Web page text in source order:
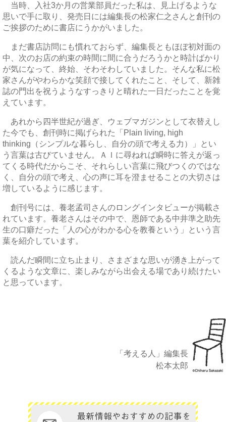
当時、入社3か月の営業部員だった私は、見上げるような
思いで手に取り、発売日には編集長の松家仁之さんと創刊の
ご挨拶のために書店にうかがいました。
まだ書店訪問にも慣れておらず、編集長ともほぼ初対面の
中、次のお店の約束の時間に間に合うだろうかと時計ばかり
が気になって、終始、そわそわしていました。そんな私に松
家さんがやわらかな笑顔で接してくれたこと、そして、新雑
誌の門出を祝うようなすっきりと晴れた一日だったことを覚
えています。
あれから四半世紀が過ぎ、ウェブマガジンとして衣替えし
た今でも、創刊時に掲げられた「Plain living, high
thinking（シンプルな暮らし、自分の頭で考える力）」とい
う言葉は古びていません。ＡＩに尋ねれば瞬時に答えが返っ
てくる時代だからこそ、それらしい言葉に飛びつくのではな
く、自分の頭で考え、心の声に耳を澄ませることの大切さは
増しているように感じます。
創刊号には、養老孟司さんのロングインタビューが掲載さ
れています。養老さんはその中で、恩師である中井準之助先
生の口癖だった「人の心がわかる心を教養という」という言
葉を紹介しています。
読んだ瞬間に立ち止まり、さまざまな思いが湧き上がって
くるような文章に、楽しみながら出会える場であり続けたい
と思っています。
「考える人」編集長
松本太郎